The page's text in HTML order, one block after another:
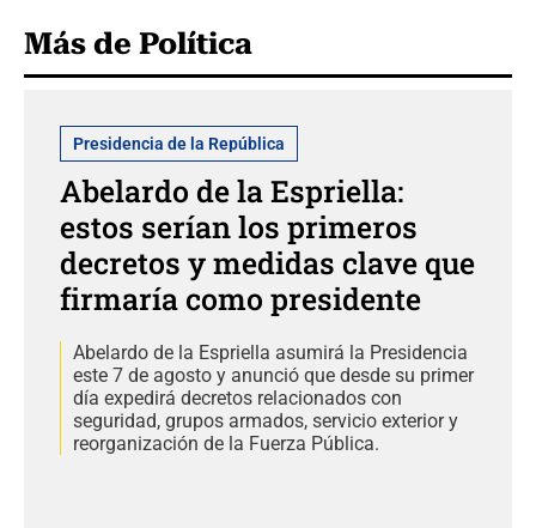
Más de Política
Presidencia de la República
Abelardo de la Espriella:
estos serían los primeros
decretos y medidas clave que
firmaría como presidente
Abelardo de la Espriella asumirá la Presidencia
este 7 de agosto y anunció que desde su primer
día expedirá decretos relacionados con
seguridad, grupos armados, servicio exterior y
reorganización de la Fuerza Pública.